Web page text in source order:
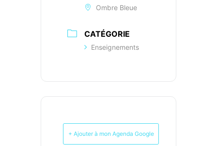
Ombre Bleue
CATÉGORIE
Enseignements
+ Ajouter à mon Agenda Google